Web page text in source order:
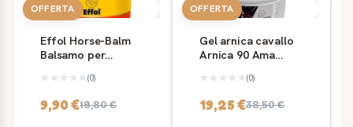
OFFERTA
Effol Horse-Balm
Balsamo per
500 ml
(0)
9,90 €19,80 €
OFFERTA
Gel arnica cavallo
Arnica 90 Ama
(0)
19,25 €38,50 €